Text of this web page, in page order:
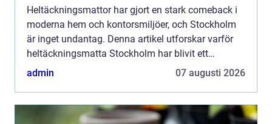
Heltäckningsmattor har gjort en stark comeback i
moderna hem och kontorsmiljöer, och Stockholm
är inget undantag. Denna artikel utforskar varför
heltäckningsmatta Stockholm har blivit ett
populärt val, vad man bör t...
admin 07 augusti 2026